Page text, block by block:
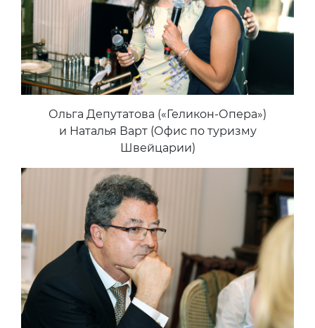
Ольга Депутатова («Геликон-Опера»)
и Наталья Варт (Офис по туризму
Швейцарии)